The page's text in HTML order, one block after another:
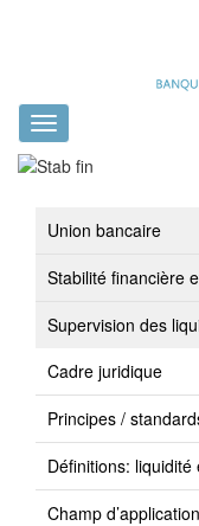
Toggle
navigation
Union bancaire
Stabilité financière
Supervision des
Cadre juridique
Principes /
Définitions:
Champ d’application